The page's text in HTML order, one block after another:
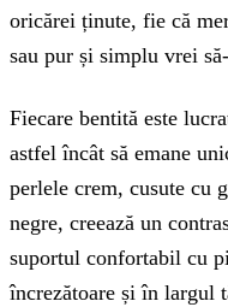
oricărei ținute, fie că
sau pur și simplu vrei
Fiecare bentită este
astfel încât să emane
perlele crem, cusute cu
negre, creează un
suportul confortabil cu
încrezătoare și în largul